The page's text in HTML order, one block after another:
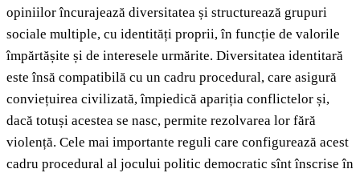
opiniilor încurajează diversitatea și structurează grupuri
sociale multiple, cu identități proprii, în funcție de valorile
împărtășite și de interesele urmărite. Diversitatea identitară
este însă compatibilă cu un cadru procedural, care asigură
conviețuirea civilizată, împiedică apariția conflictelor și,
dacă totuși acestea se nasc, permite rezolvarea lor fără
violență. Cele mai importante reguli care configurează acest
cadru procedural al jocului politic democratic sînt înscrise în